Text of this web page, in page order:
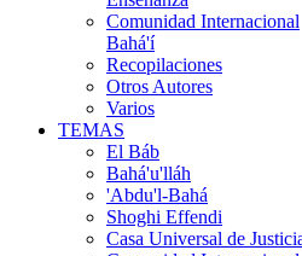
Comunidad Internacional
Bahá'í
Recopilaciones
Otros Autores
Varios
TEMAS
El Báb
Bahá'u'lláh
'Abdu'l-Bahá
Shoghi Effendi
Casa Universal de